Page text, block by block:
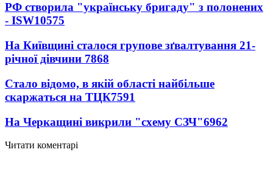
РФ створила "українську бригаду" з полонених
- ISW10575
На Київщині сталося групове зґвалтування 21-
річної дівчини 7868
Стало відомо, в якій області найбільше
скаржаться на ТЦК7591
На Черкащині викрили "схему СЗЧ"6962
Читати коментарі